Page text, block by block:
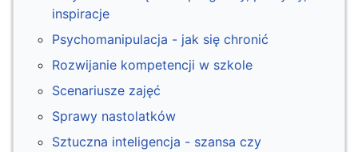
inspiracje
Psychomanipulacja - jak się chronić
Rozwijanie kompetencji w szkole
Scenariusze zajęć
Sprawy nastolatków
Sztuczna inteligencja - szansa czy